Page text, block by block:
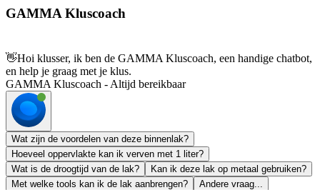
GAMMA Kluscoach
👋Hoi klusser, ik ben de GAMMA Kluscoach, een handige chatbot,
en help je graag met je klus.
GAMMA Kluscoach - Altijd bereikbaar
Wat zijn de voordelen van deze binnenlak?
Hoeveel oppervlakte kan ik verven met 1 liter?
Wat is de droogtijd van de lak?
Kan ik deze lak op metaal gebruiken?
Met welke tools kan ik de lak aanbrengen?
Andere vraag...